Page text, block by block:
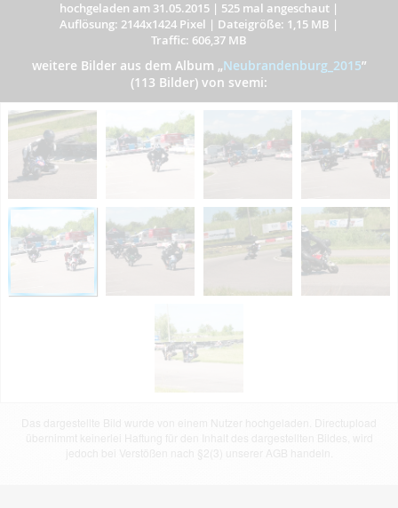
hochgeladen am 31.05.2015 | 525 mal angeschaut |
Auflösung: 2144x1424 Pixel | Dateigröße: 1,15 MB |
Traffic: 606,37 MB
weitere Bilder aus dem Album „Neubrandenburg_2015”
(113 Bilder) von svemi:
jedoch bei Verstößen nach §2(3) unserer AGB handeln.